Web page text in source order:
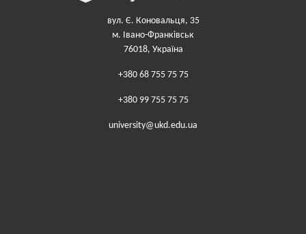
вул. Є. Коновальця, 35
м. Івано-Франківськ
76018, Україна
+380 68 755 75 75
+380 99 755 75 75
university@ukd.edu.ua